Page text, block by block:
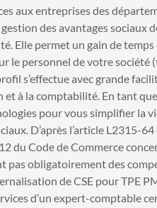
aux entreprises des
des avantages sociaux
Elle permet un gain de temps
le personnel de votre
s’effectue avec grande
et à la comptabilité. En tant
pour vous simplifier la
D’après l’article L2315-64
du Code de Commerce
pas obligatoirement des
de CSE pour TPE
d’un expert-comptable